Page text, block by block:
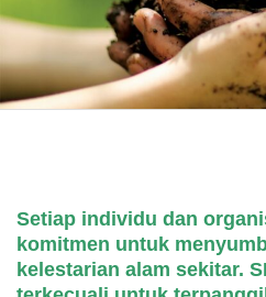
Setiap individu dan
komitmen untuk
kelestarian alam sekitar.